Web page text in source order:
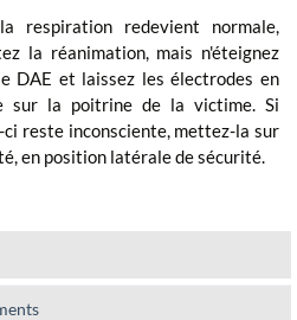
respiration redevient normale,
la réanimation, mais n'éteignez
DAE et laissez les électrodes en
sur la poitrine de la victime. Si
ci reste inconsciente, mettez-la sur
en position latérale de sécurité.